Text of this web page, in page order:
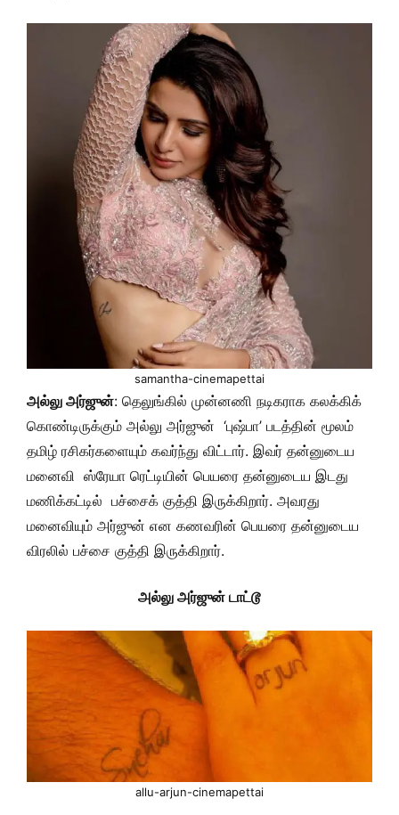
samantha-cinemapettai
அல்லு அர்ஜுன்: தெலுங்கில் முன்னணி நடிகராக கலக்கிக்
கொண்டிருக்கும் அல்லு அர்ஜுன் ‘புஷ்பா’ படத்தின் மூலம்
தமிழ் ரசிகர்களையும் கவர்ந்து விட்டார். இவர் தன்னுடைய
மனைவி ஸ்ரேயா ரெட்டியின் பெயரை தன்னுடைய இடது
மணிக்கட்டில் பச்சைக் குத்தி இருக்கிறார். அவரது
மனைவியும் அர்ஜுன் என கணவரின் பெயரை தன்னுடைய
விரலில் பச்சை குத்தி இருக்கிறார்.
அல்லு அர்ஜுன் டாட்டூ
allu-arjun-cinemapettai